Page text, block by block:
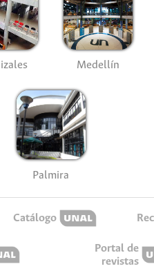
Medellín
Palmira
Catálogo
Portal de
revistas